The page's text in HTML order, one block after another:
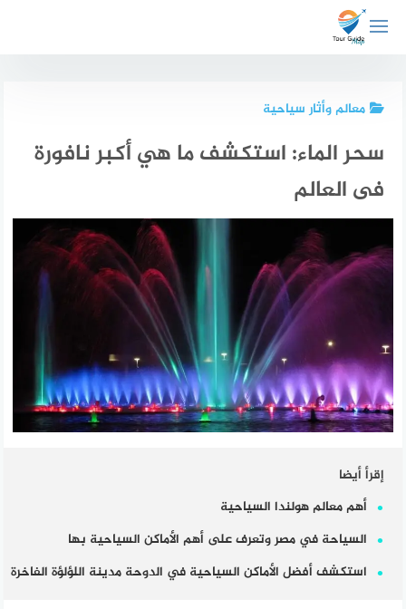
المحتوى
معالم وأثار سياحية
سحر الماء: استكشف ما هي أكبر نافورة
فى العالم
إقرأ أيضا
أهم معالم هولندا السياحية
السياحة في مصر وتعرف على أهم الأماكن السياحية بها
استكشف أفضل الأماكن السياحية في الدوحة مدينة اللؤلؤة الفاخرة